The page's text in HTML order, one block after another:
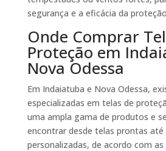
segurança e a eficácia da
Onde Comprar
Proteção em
Nova Odessa
Em Indaiatuba e Nova Odessa,
especializadas em telas de
uma ampla gama de produtos e
encontrar desde telas prontas até
personalizadas, de acordo com as